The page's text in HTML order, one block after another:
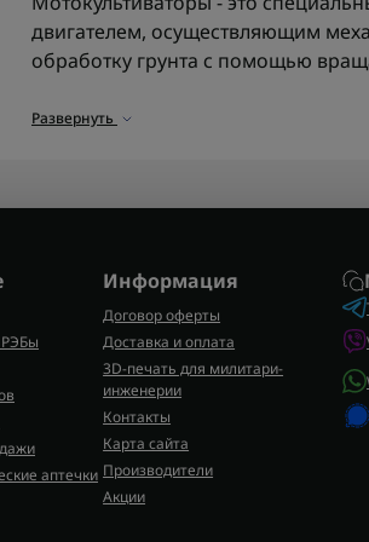
двигателем, осуществляющим
обработку грунта с помощью
Мотокультиваторы нужны для
Данные агрегаты действительно
справляются с очисткой снега
достаточно сложно справиться с
Существуют следующие
По типу двигателя различают
(являющиеся топом среди
электрические (удобные, но
аккумуляторные (экологические,
работы), дизельные (с высокой
Развернуть
аптечки
Информация
Договор оферты
Доставка и оплата
3D-печать для милитари-
инженерии
Контакты
Карта сайта
Производители
Акции